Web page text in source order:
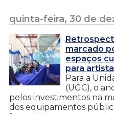
quinta-feira, 30 de
marcado
espaços
para
Para a
(UGC), o
pelos investimentos na
dos equipamentos